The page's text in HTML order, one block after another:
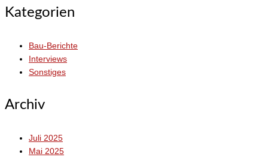
Kategorien
Bau-Berichte
Interviews
Sonstiges
Archiv
Juli 2025
Mai 2025